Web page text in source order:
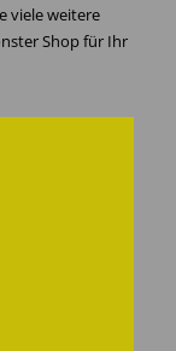
viele weitere
Shop für Ihr